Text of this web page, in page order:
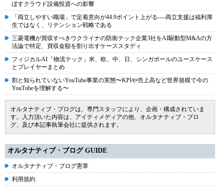
ぼすクラウド設備投資への影響
「両立しやすい職場」で定着意向が44.9ポイント上がる----両立支援は福利厚
生ではなく、リテンション戦略である
三菱電機が買収すべきウクライナの防衛テック企業3社をAI駆動型M&Aの方
法論で特定、買収金額を割り出すケーススタディ
フィジカルAI「物流テック」米、欧、中、日、シンガポールのユースケース
とプレイヤーまとめ
割と知られていないYouTube事業の実態〜KPIや売上高など世界規模で今の
YouTubeを理解する〜
オルタナティブ・ブログは、専門スタッフにより、企画・構成されていま
す。入力頂いた内容は、アイティメディアの他、オルタナティブ・ブロ
グ、及び本記事執筆会社に提供されます。
オルタナティブ・ブログ GUIDE
オルタナティブ・ブログ憲章
利用規約